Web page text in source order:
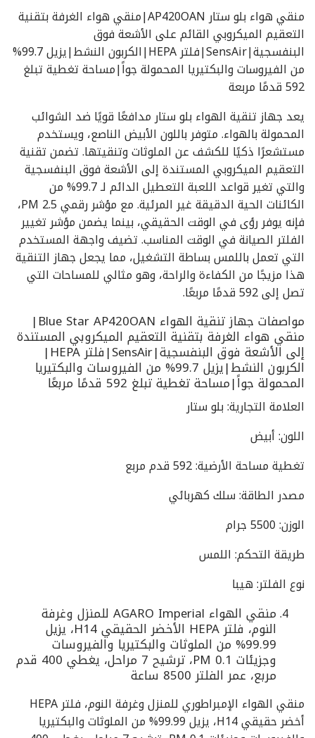
منقي هواء بلو ستار AP420OAN|منقي هواء الغرفة بتقنية
التعقيم الميكروبي القائم على الأشعة فوق
البنفسجية|SensAir|فلتر HEPA|الكربون النشط|يزيل 99.7%
من الفيروسات والبكتيريا المحمولة جواً|مساحة تغطية تبلغ
592 قدمًا مربعة
يعد جهاز تنقية الهواء بلو ستار مدافعًا قويًا ضد الشوائب
المحمولة بالهواء. متوفر باللون الأبيض الناصع، ويستخدم
مستشعرًا ذكيًا للكشف عن الملوثات وتنقيتها. تضمن تقنية
التعقيم الميكروبي المستندة إلى الأشعة فوق البنفسجية
والتي تغير قواعد اللعبة التعطيل الدائم لـ 99.7% من
الكائنات الحية الدقيقة غير المرئية. مع مؤشر رقمي PM 2.5،
فإنه يوفر رؤى في الوقت الحقيقي، بينما يضمن مؤشر تغيير
الفلتر الصيانة في الوقت المناسب. تضيف واجهة المستخدم
التي تعمل باللمس بساطة التشغيل، مما يجعل جهاز التنقية
هذا مزيجًا من الكفاءة والراحة، وهو مثالي للمساحات التي
تصل إلى 592 قدمًا مربعًا.
مواصفات جهاز تنقية الهواء Blue Star AP420OAN|
منقي هواء الغرفة بتقنية التعقيم الميكروبي المستندة
إلى الأشعة فوق البنفسجية|SensAir|فلتر HEPA|
الكربون النشط|يزيل 99.7% من الفيروسات والبكتيريا
المحمولة جواً|مساحة تغطية تبلغ 592 قدمًا مربعًا
العلامة التجارية: بلو ستار
اللون: أبيض
تغطية مساحة الأرضية: 592 قدم مربع
مصدر الطاقة: سلك كهربائي
الوزن: 5500 جرام
طريقة التحكم: اللمس
نوع الفلتر: هيبا
منقي الهواء AGARO Imperial للمنزل وغرفة
النوم، فلتر HEPA الأخضر الحقيقي H14، يزيل
99.99% من الملوثات والبكتيريا والفيروسات
وجزيئات PM 0.1، ترشيح 7 مراحل، يغطي 400 قدم
مربع، عمر الفلتر 8500 ساعة
منقي الهواء الإمبراطوري للمنزل وغرفة النوم، فلتر HEPA
أخضر حقيقي H14، يزيل 99.99% من الملوثات والبكتيريا